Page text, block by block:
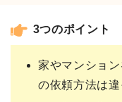
3つのポイント
家やマンショ
の依頼方法は違